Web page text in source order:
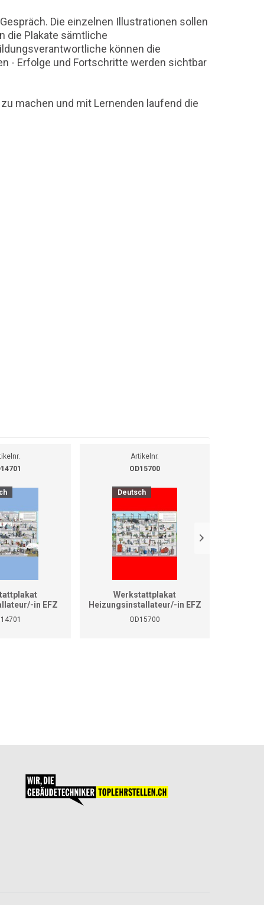
Die einzelnen Illustrationen sollen
die Plakate sämtliche
können die
- Erfolge und Fortschritte werden sichtbar
machen und mit Lernenden laufend die
in EFZ
A1)
Artikelnr.
OD15700
Deutsch
Werkstattplakat
Heizungsinstallateur/-in EFZ
(Format A0)
OD15700